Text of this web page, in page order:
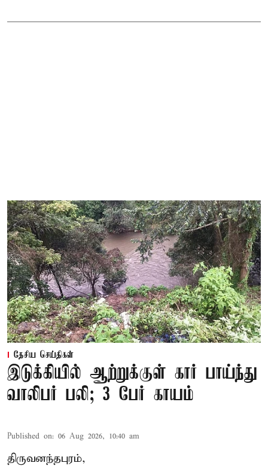
தேசிய செய்திகள்
இடுக்கியில் ஆற்றுக்குள் கார் பாய்ந்து
வாலிபர் பலி; 3 பேர் காயம்
Published on: 06 Aug 2026, 10:40 am
திருவனந்தபுரம்,